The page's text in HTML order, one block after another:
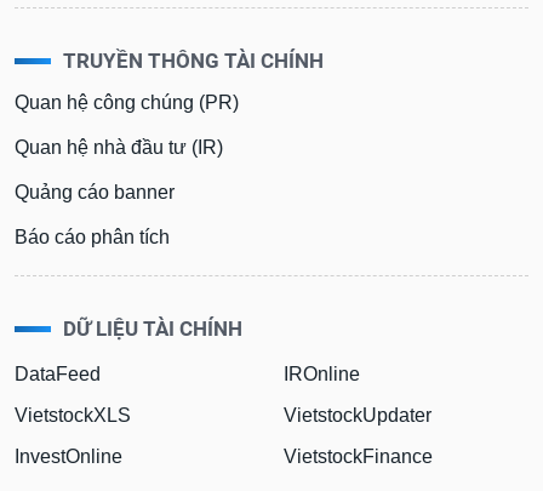
TRUYỀN THÔNG TÀI CHÍNH
Quan hệ công chúng (PR)
Quan hệ nhà đầu tư (IR)
Quảng cáo banner
Báo cáo phân tích
DỮ LIỆU TÀI CHÍNH
DataFeed
VietstockXLS
InvestOnline
IROnline
VietstockUpdater
VietstockFinance